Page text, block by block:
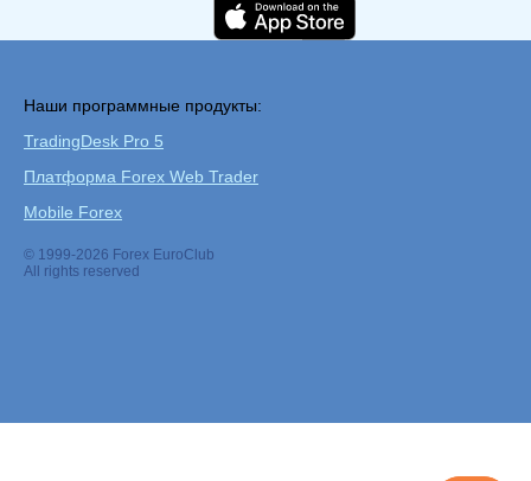
Наши программные продукты:
TradingDesk Pro 5
Платформа Forex Web Trader
Mobile Forex
© 1999-2026 Forex EuroClub
All rights reserved